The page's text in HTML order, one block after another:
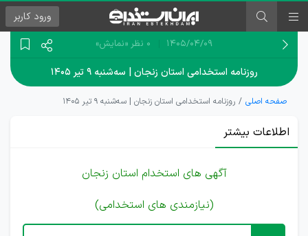
ورود کاربر
۱۴۰۵/۰۴/۰۹ 0 نظر «نمایش»
روزنامه استخدامی استان زنجان | سه‌شنبه ۹ تیر ۱۴۰۵
صفحه اصلی روزنامه استخدامی استان زنجان | سه‌شنبه ۹ تیر ۱۴۰۵
اطلاعات بیشتر
آگهی های استخدام استان زنجان
(نیازمندی های استخدامی)